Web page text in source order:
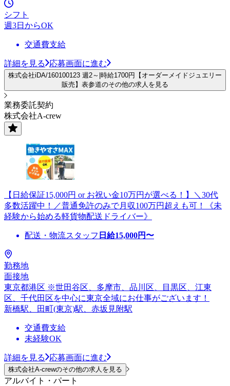
シフト
週3日からOK
交通費支給
詳細を見る 応募画面に進む
株式会社iDA/160100123 週2～|時給1700円【オーダーメイドジュエリー
販売】表参道のその他の求人を見る
業務委託契約
株式会社A-crew
【日給保証15,000円 or お祝い金10万円が選べる！】＼30代
多数活躍中！／普通免許のみで月収100万円超えも可！《未
経験から始める軽貨物配送ドライバー》
配送・物流スタッフ 日給15,000円〜
勤務地
面接地
東京都港区 ※世田谷区、多摩市、品川区、目黒区、江東
区、千代田区を中心に東京全域にお仕事がございます！
新橋駅、田町(東京)駅、赤坂見附駅
交通費支給
未経験OK
詳細を見る 応募画面に進む
株式会社A-crewのその他の求人を見る
アルバイト・パート